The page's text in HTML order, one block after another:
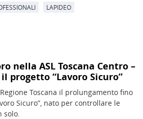
LAPIDEO
nella ASL Toscana Centro –
progetto “Lavoro Sicuro”
Toscana il prolungamento fino
Sicuro”, nato per controllare le
solo.